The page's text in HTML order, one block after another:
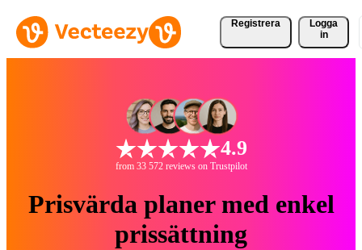
Registrera
Logga
in
4.9
from 33 572 reviews on Trustpilot
Prisvärda planer med enkel
prissättning